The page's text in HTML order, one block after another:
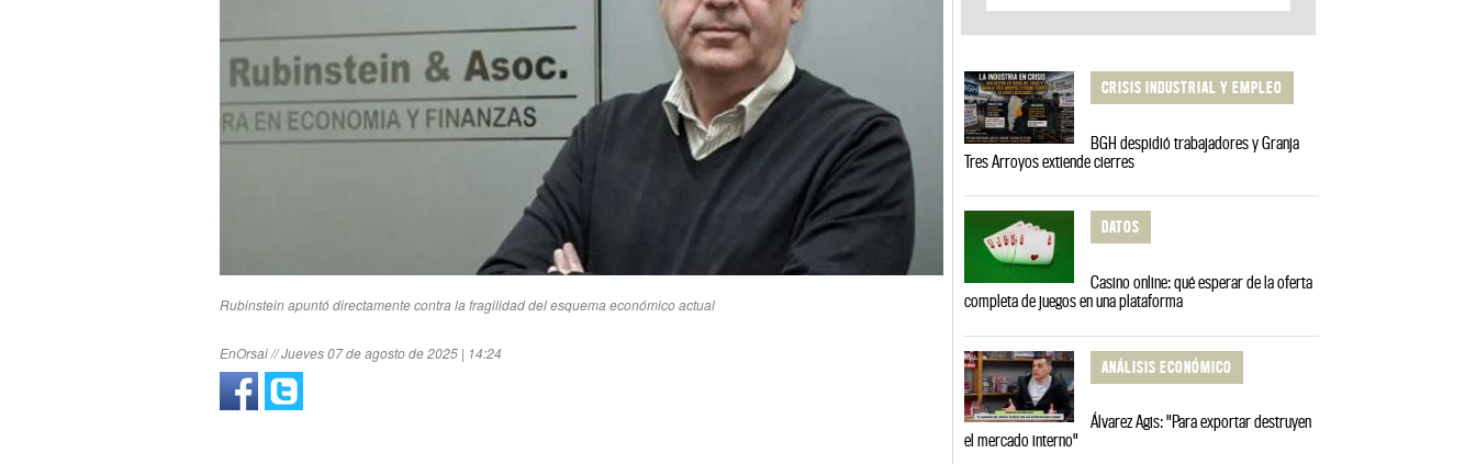
Rubinstein apuntó directamente contra la fragilidad del esquema económico actual
EnOrsai // Jueves 07 de agosto de 2025 | 14:24
CRISIS INDUSTRIAL Y EMPLEO
BGH despidió trabajadores y Granja
Tres Arroyos extiende cierres
DATOS
Casino online: qué esperar de la oferta
completa de juegos en una plataforma
ANÁLISIS ECONÓMICO
Álvarez Agis: "Para exportar destruyen
el mercado interno"